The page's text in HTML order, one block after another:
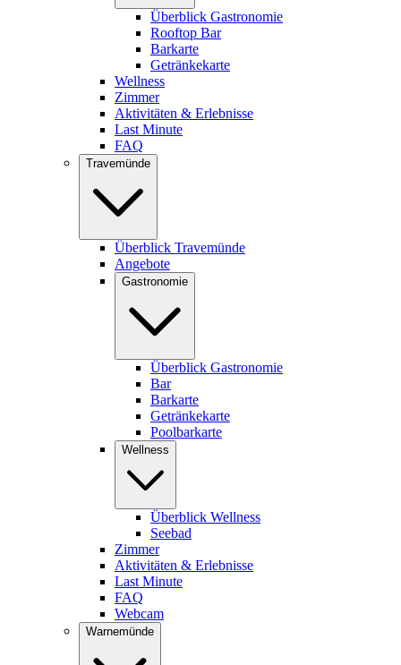
Überblick Gastronomie
Rooftop Bar
Barkarte
Getränkekarte
Wellness
Zimmer
Aktivitäten & Erlebnisse
Last Minute
FAQ
Travemünde
Überblick Travemünde
Angebote
Gastronomie
Überblick Gastronomie
Bar
Barkarte
Getränkekarte
Poolbarkarte
Wellness
Überblick Wellness
Seebad
Zimmer
Aktivitäten & Erlebnisse
Last Minute
FAQ
Webcam
Warnemünde